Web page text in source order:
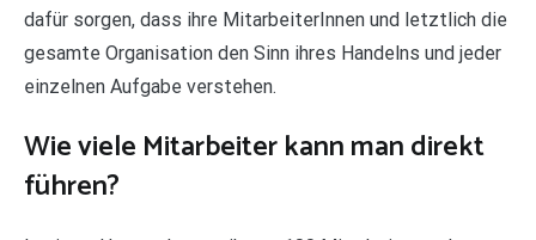
dafür sorgen, dass ihre MitarbeiterInnen und letztlich die
gesamte Organisation den Sinn ihres Handelns und jeder
einzelnen Aufgabe verstehen.
Wie viele Mitarbeiter kann man direkt
führen?